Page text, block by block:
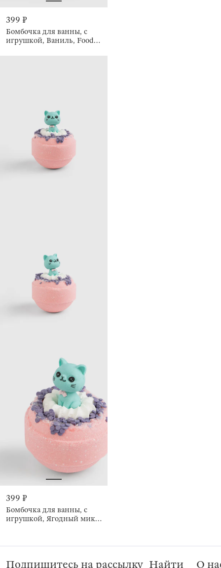
399 ₽
Бомбочка для ванны, с
игрушкой, Ваниль, Food
399 ₽
Бомбочка для ванны, с
игрушкой, Ягодный микс,
Подпишитесь на рассылку Найти О